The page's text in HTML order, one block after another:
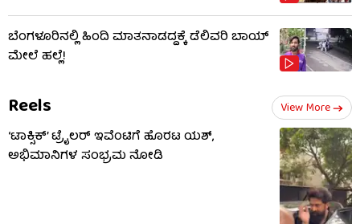
ಬೆಂಗಳೂರಿನಲ್ಲಿ ಹಿಂದಿ ಮಾತನಾಡದ್ದಕ್ಕೆ ಡೆಲಿವರಿ ಬಾಯ್
ಮೇಲೆ ಹಲ್ಲೆ!
Reels View More
‘ಟಾಕ್ಸಿಕ್’ ಟ್ರೈಲರ್ ಇವೆಂಟಿಗೆ ಹೊರಟ ಯಶ್,
ಅಭಿಮಾನಿಗಳ ಸಂಭ್ರಮ ನೋಡಿ